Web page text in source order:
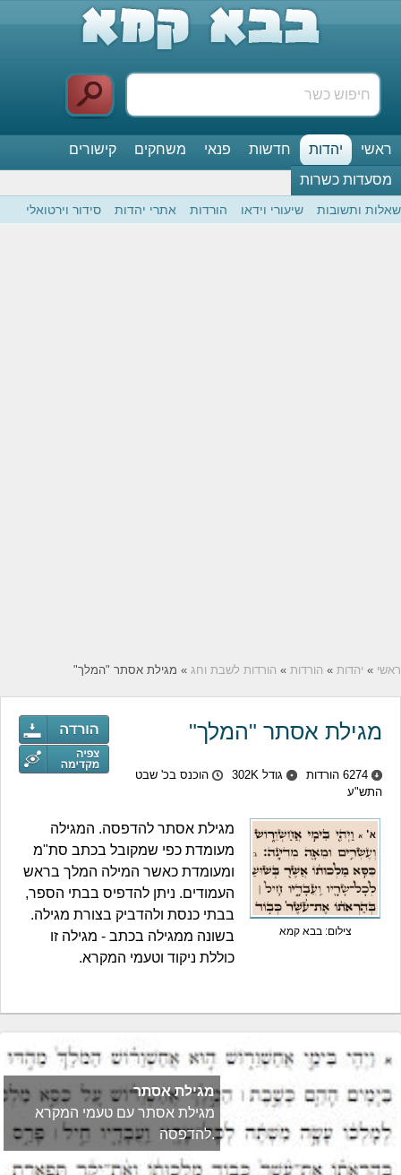
ראשי יהדות חדשות פנאי משחקים
קישורים
מסעדות כשרות
שאלות ותשובות שיעורי וידאו הורדות אתרי יהדות סידור וירטואלי
ראשי » יהדות » הורדות » הורדות לשבת וחג » מגילת אסתר "המלך"
מגילת אסתר "המלך"
6274 הורדות גודל 302K
הוכנס בכ' שבט
התש"ע
צילום: בבא קמא
מגילת אסתר להדפסה. המגילה
מעומדת כפי שמקובל בכתב סת"מ
ומעומדת כאשר המילה המלך בראש
העמודים. ניתן להדפיס בבתי הספר,
בבתי כנסת ולהדביק בצורת מגילה.
בשונה ממגילה בכתב - מגילה זו
כוללת ניקוד וטעמי המקרא.
מגילת אסתר
מגילת אסתר עם טעמי המקרא
להדפסה.